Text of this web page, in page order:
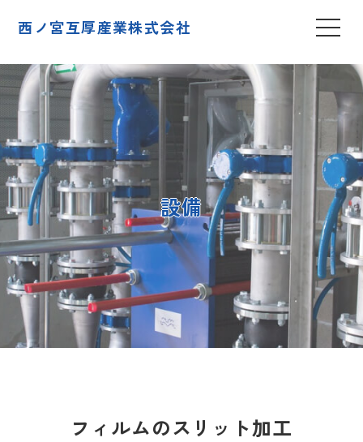
西ノ宮互厚産業株式会社
設備
フィルムのスリット加工